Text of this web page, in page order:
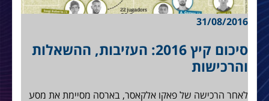
31/08/2016
סיכום קיץ 2016: העזיבות, ההשאלות
והרכישות
לאחר הרכישה של פאקו אלקאסר, בארסה מסיימת את מסע